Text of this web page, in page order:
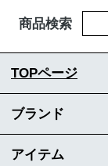
商品検索
TOPページ
ブランド
アイテム